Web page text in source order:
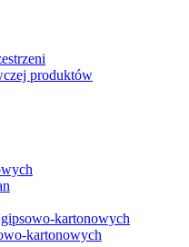
produktów
kartonowych
kartonowych